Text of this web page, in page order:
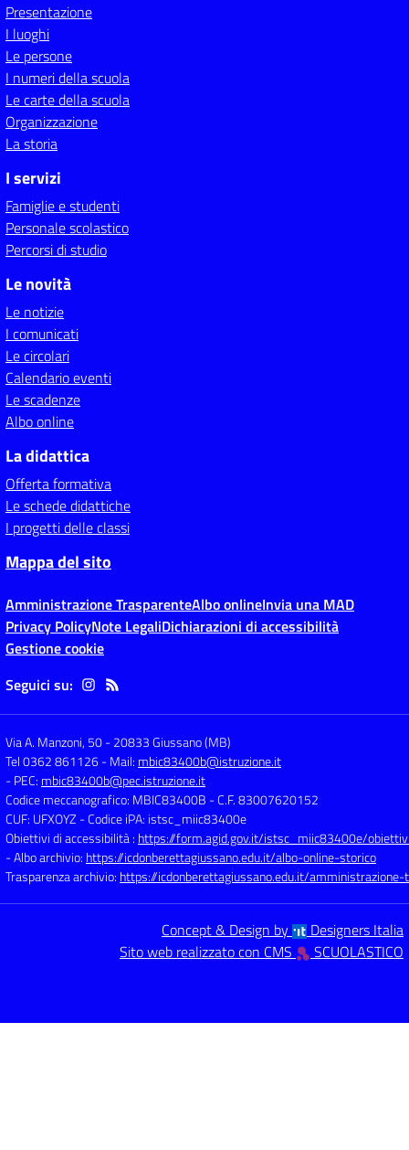
Presentazione
I luoghi
Le persone
I numeri della scuola
Le carte della scuola
Organizzazione
La storia
I servizi
Famiglie e studenti
Personale scolastico
Percorsi di studio
Le novità
Le notizie
I comunicati
Le circolari
Calendario eventi
Le scadenze
Albo online
La didattica
Offerta formativa
Le schede didattiche
I progetti delle classi
Mappa del sito
Amministrazione TrasparenteAlbo onlineInvia una MAD
Privacy PolicyNote LegaliDichiarazioni di accessibilità
Gestione cookie
Seguici su:
Via A. Manzoni, 50-20833 Giussano (MB)
Tel 0362 861126- Mail: mbic83400b@istruzione.it
- PEC: mbic83400b@pec.istruzione.it
Codice meccanografico: MBIC83400B - C.F. 83007620152
CUF: UFXOYZ - Codice iPA: istsc_miic83400e
Obiettivi di accessibilità : https://form.agid.gov.it/istsc_miic83400e/
- Albo archivio: https://icdonberettagiussano.edu.it/albo-online-storico
Trasparenza archivio: https://icdonberettagiussano.edu.it/
Concept & Design by
Designers Italia
Sito web realizzato con CMS
SCUOLASTICO